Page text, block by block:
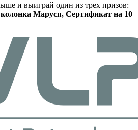
и выиграй один из трех призов:
Маруся, Сертификат на 10